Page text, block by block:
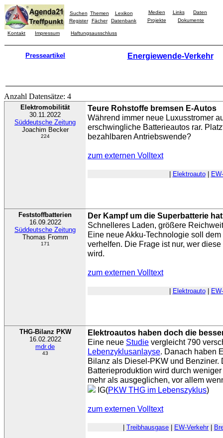
Suchen Themen
Lexikon
Register
Fächer Datenbank
Medien Links
Daten
Projekte
Dokumente
Kontakt Impressum Haftungsausschluss
Presseartikel Energiewende-Verkehr
Anzahl Datensätze: 4
Elektromobilität
30.11.2022
Süddeutsche Zeitung
Joachim Becker
224
Teure Rohstoffe bremsen E-Autos
Während immer neue Luxusstromer
erschwingliche Batterieautos rar.
bezahlbaren Antriebswende?
zum externen Volltext
Elektroauto|
Feststoffbatterien
16.09.2022
Süddeutsche Zeitung
Thomas Fromm
171
Der Kampf um die Superbatterie
Schnelleres Laden, größere
Eine neue Akku-Technologie soll
verhelfen. Die Frage ist nur, wer
wird.
zum externen Volltext
Elektroauto|
THG-Bilanz PKW
16.02.2022
mdr.de
43
Elektroautos haben doch die
Eine neue Studie vergleicht 790
Lebenzyklusanlayse. Danach haben
Bilanz als Diesel-PKW und Benziner.
Batterieproduktion wird durch
mehr als ausgeglichen, vor allem
IG(PKW THG im Lebenszyklus)
zum externen Volltext
Treibhausgase EW-Verkehr|